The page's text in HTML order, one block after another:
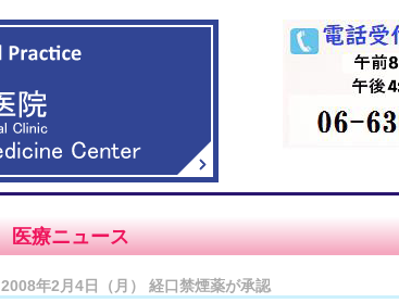
医療ニュース
2008年2月4日（月） 経口禁煙薬が承認